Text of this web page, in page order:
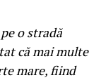
o stradă
că mai multe
mare, fiind